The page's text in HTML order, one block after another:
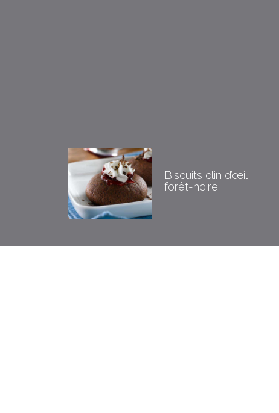
Biscuits clin d’œil
forêt-noire